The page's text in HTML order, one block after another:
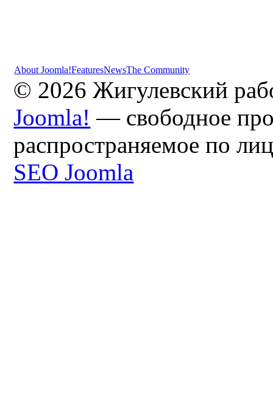
About Joomla!FeaturesNewsThe Community
© 2026 Жигулевский
Joomla! — свободное
распространяемое по
SEO Joomla